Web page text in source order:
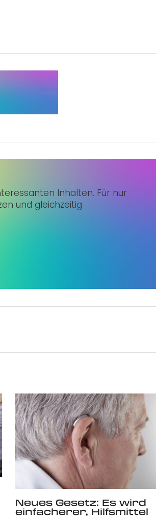
Inhalten. Für nur
und gleichzeitig
Neues Gesetz: Es wird
einfacherer, Hilfsmittel